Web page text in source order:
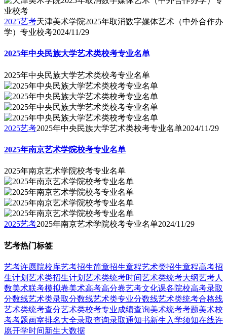
2025艺考天津美术学院2025年取消数字媒体艺术（中外合作办
学）专业校考2024/11/29
2025年中央民族大学艺术类校考专业名单
2025年中央民族大学艺术类校考专业名单
2025艺考2025年中央民族大学艺术类校考专业名单2024/11/29
2025年南京艺术学院校考专业名单
2025年南京艺术学院校考专业名单
2025艺考2025年南京艺术学院校考专业名单2024/11/29
艺考热门标签
艺考许愿院校库艺考招生简章招生章程艺术类招生章程高考招
生计划 艺术类招生计划 艺术类统考时间艺术类统考大纲艺考人
数美术联考模拟卷美术高考高分卷艺考文化课各院校高考录取
分数线艺术类录取分数线艺术类专业分数线艺术类统考合格线
艺术类统考查分艺术类校考专业成绩查询美术统考考题美术校
考考题画室排名大全录取查询录取通知书新生入学须知在线许
愿开学时间新生大数据